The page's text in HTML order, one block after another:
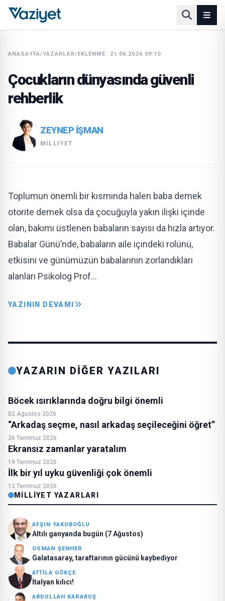
ANASAYFA/YAZARLAR/EKLENME: 21.06.2026 09:10
Çocukların dünyasında güvenli
rehberlik
ZEYNEP İŞMAN
MILLIYET
Toplumun önemli bir kısmında halen baba demek
otorite demek olsa da çocuğuyla yakın ilişki içinde
olan, bakımı üstlenen babaların sayısı da hızla artıyor.
Babalar Günü’nde, babaların aile içindeki rolünü,
etkisini ve günümüzün babalarının zorlandıkları
alanları Psikolog Prof…
YAZININ DEVAMI
YAZARIN DİĞER YAZILARI
Böcek ısırıklarında doğru bilgi önemli
02 Ağustos 2026
“Arkadaş seçme, nasıl arkadaş seçileceğini öğret”
26 Temmuz 2026
Ekransız zamanlar yaratalım
19 Temmuz 2026
İlk bir yıl uyku güvenliği çok önemli
12 Temmuz 2026
MILLIYET YAZARLARI
AFŞIN YAKUBOĞLU
Altılı ganyanda bugün (7 Ağustos)
OSMAN ŞENHER
Galatasaray, taraftarının gücünü kaybediyor
ATTILA GÖKÇE
İtalyan kılıcı!
ABDULLAH KARAKUŞ